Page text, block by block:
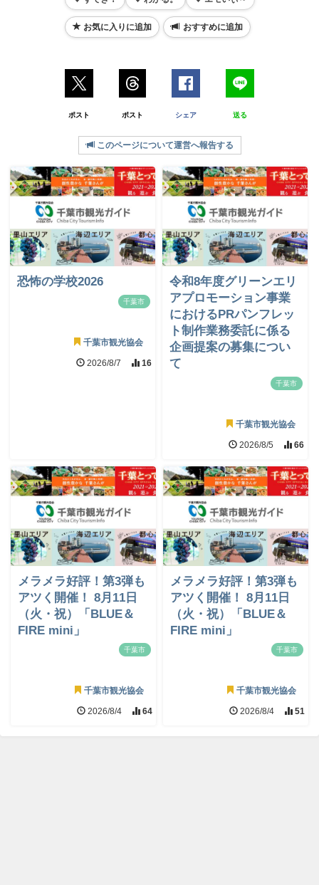
お気に入りに追加 おすすめに追加
ポスト ポスト シェア 送る
このページについて運営へ報告する
恐怖の学校2026
千葉市
千葉市観光協会
2026/8/7 16
令和8年度グリーンエリ
アプロモーション事業
におけるPRパンフレッ
ト制作業務委託に係る
企画提案の募集につい
て
千葉市
千葉市観光協会
2026/8/5 66
メラメラ好評！第3弾も
アツく開催！ 8月11日
（火・祝）「BLUE＆
FIRE mini」
千葉市
千葉市観光協会
2026/8/4 64
メラメラ好評！第3弾も
アツく開催！ 8月11日
（火・祝）「BLUE＆
FIRE mini」
千葉市
千葉市観光協会
2026/8/4 51